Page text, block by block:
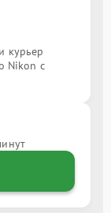
курьер
Nikon с